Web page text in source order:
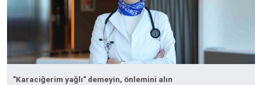
"Karaciğerim yağlı" demeyin, önlemini alın